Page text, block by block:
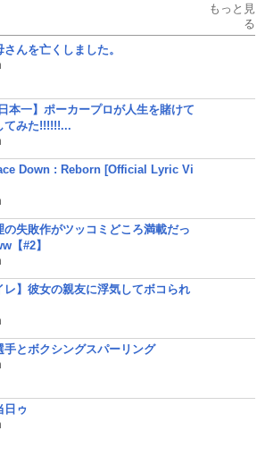
もっと見
る
さんを亡くしました。
本一】ポーカープロが人生を賭けて
てみた!!!!!!...
Down : Reborn [Official Lyric Vi
の失敗作がツッコミどころ満載だっ
【#2】
レ】彼女の親友に浮気してボコられ
手とボクシングスパーリング
日ゥ